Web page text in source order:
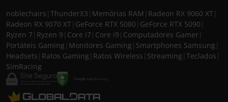
noblechairs ThunderX3 Memórias RAM Radeon RX 9060 XT
Radeon RX 9070 XT GeForce RTX 5080 GeForce RTX 5090
Ryzen 7 Ryzen 9 Core i7 Core i9 Computadores Gamer
Portáteis Gaming Monitores Gaming Smartphones Samsung
Headsets Ratos Gaming Ratos Wireless Streaming Teclados
SimRacing